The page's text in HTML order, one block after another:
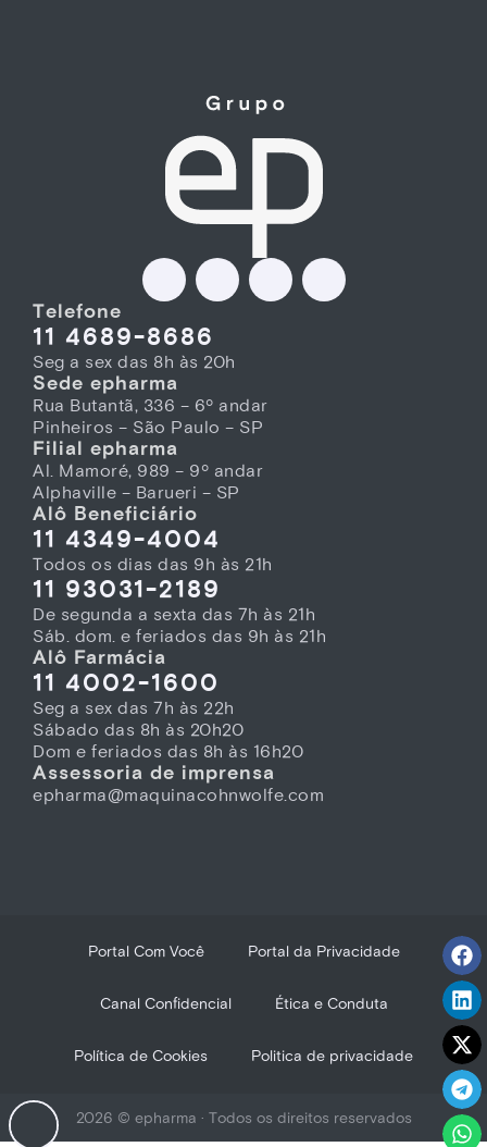
Telefone
11 4689-8686
Seg a sex das 8h às 20h
Sede epharma
Rua Butantã, 336 – 6º andar
Pinheiros – São Paulo – SP
Filial epharma
Al. Mamoré, 989 – 9º andar
Alphaville – Barueri – SP
Alô Beneficiário
11 4349-4004
Todos os dias das 9h às 21h
11 93031-2189
De segunda a sexta das 7h às 21h
Sáb. dom. e feriados das 9h às 21h
Alô Farmácia
11 4002-1600
Seg a sex das 7h às 22h
Sábado das 8h às 20h20
Dom e feriados das 8h às 16h20
Assessoria de imprensa
epharma@maquinacohnwolfe.com
Portal Com Você Portal da Privacidade
Canal Confidencial Ética e Conduta
Política de Cookies Politica de privacidade
2026 © epharma · Todos os direitos reservados